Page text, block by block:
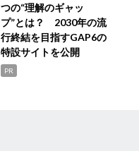
つの“理解のギャッ
プ”とは？ 2030年の流
行終結を目指すGAP6の
特設サイトを公開
PR